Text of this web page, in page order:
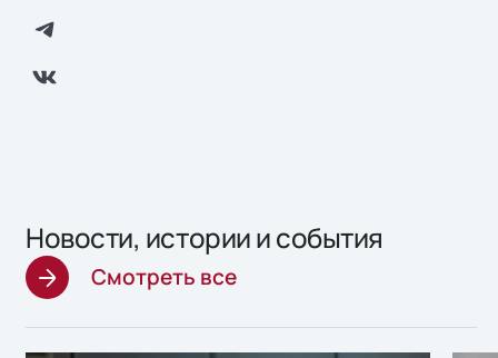
Новости, истории и события
Смотреть все